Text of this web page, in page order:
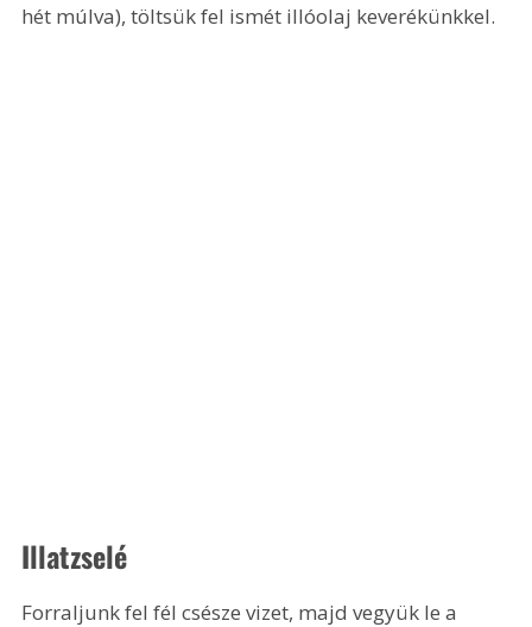
hét múlva), töltsük fel ismét illóolaj keverékünkkel.
Illatzselé
Forraljunk fel fél csésze vizet, majd vegyük le a